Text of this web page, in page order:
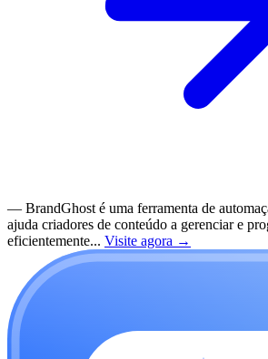
— BrandGhost é uma ferramenta de
ajuda criadores de conteúdo a gerenciar e
eficientemente... Visite agora →